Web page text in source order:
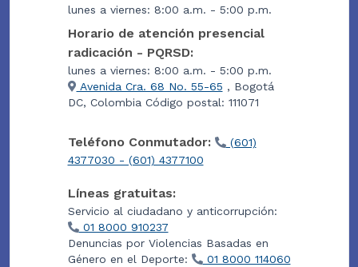
lunes a viernes: 8:00 a.m. - 5:00 p.m.
Horario de atención presencial
radicación - PQRSD:
lunes a viernes: 8:00 a.m. - 5:00 p.m.
Avenida Cra. 68 No. 55-65 , Bogotá
DC, Colombia Código postal: 111071
Teléfono Conmutador:
(601)
4377030 - (601) 4377100
Líneas gratuitas:
Servicio al ciudadano y anticorrupción:
01 8000 910237
Denuncias por Violencias Basadas en
Género en el Deporte:
01 8000 114060